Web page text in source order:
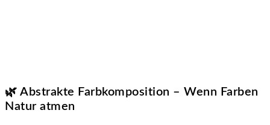
🌿 Abstrakte Farbkomposition – Wenn Farben
Natur atmen